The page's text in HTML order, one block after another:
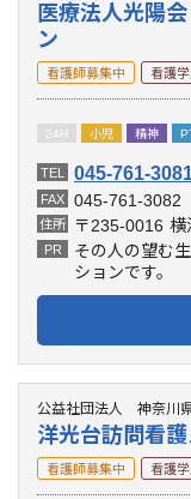
医療法人光陽
ン
看護師募集中 看護
24H 小児 精神
TEL 045-761-
FAX 045-761-3082
住所 〒235-0016 横
PR
その人の望む
ションです。
公益社団法人 神奈川
洋光台訪問看
看護師募集中 看護